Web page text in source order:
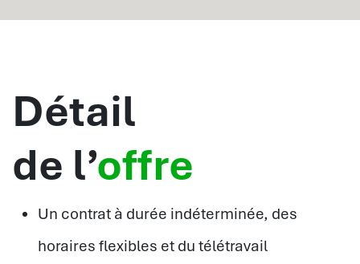
Détail
de l’offre
Un contrat à durée indéterminée, des
horaires flexibles et du télétravail